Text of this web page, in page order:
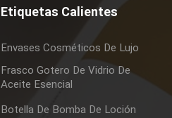
Etiquetas Calientes
Envases Cosméticos De Lujo
Frasco Gotero De Vidrio De
Aceite Esencial
Botella De Bomba De Loción